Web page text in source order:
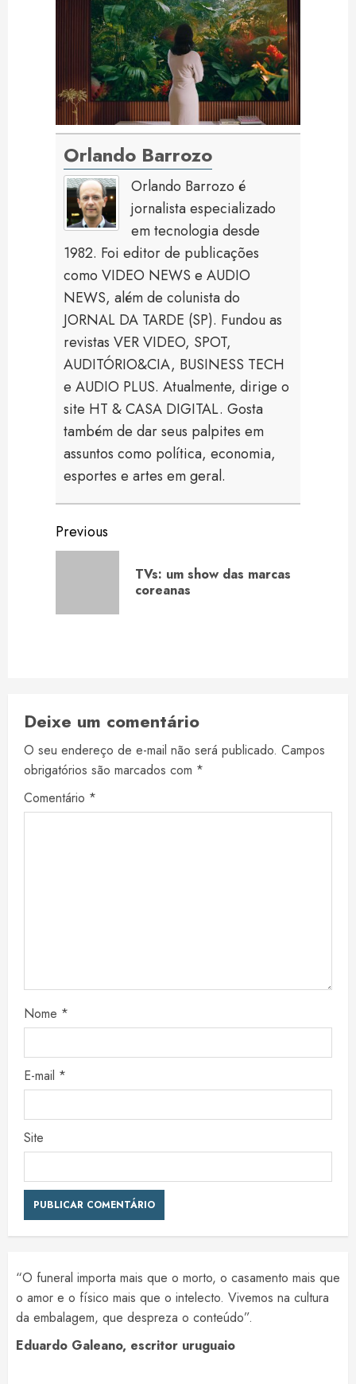
Orlando Barrozo
Orlando Barrozo é
jornalista especializado
em tecnologia desde
1982. Foi editor de publicações
como VIDEO NEWS e AUDIO
NEWS, além de colunista do
JORNAL DA TARDE (SP). Fundou as
revistas VER VIDEO, SPOT,
AUDITÓRIO&CIA, BUSINESS TECH
e AUDIO PLUS. Atualmente, dirige o
site HT & CASA DIGITAL. Gosta
também de dar seus palpites em
assuntos como política, economia,
esportes e artes em geral.
Continue
Reading
Previous
TVs: um show das marcas
coreanas
Deixe um comentário
O seu endereço de e-mail não será publicado. Campos
obrigatórios são marcados com *
Comentário *
Nome *
E-mail *
Site
“O funeral importa mais que o morto, o casamento mais que
o amor e o físico mais que o intelecto. Vivemos na cultura
da embalagem, que despreza o conteúdo”.
Eduardo Galeano, escritor uruguaio